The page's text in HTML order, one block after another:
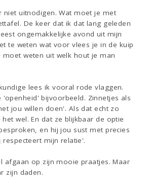
niet uitnodigen. Wat moet je met
De keer dat ik dat lang geleden
ongemakkelijke avond uit mijn
te weten wat voor vlees je in de kuip
moet weten uit welk hout je man
lees ik vooral rode vlaggen.
'openheid' bijvoorbeeld. Zinnetjes als
jou willen doen'. Als dat echt zo
wel. En dat ze blijkbaar de optie
en hij jou sust met precies
mijn relatie'.
afgaan op zijn mooie praatjes. Maar
zijn daden.